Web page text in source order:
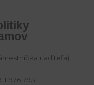
riaditeľa)
976 793